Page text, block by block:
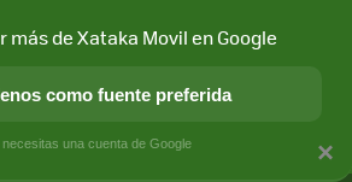
Y SOCIEDAD APLICACIONES
×
más de Xataka Movil en Google
como fuente preferida
necesitas una cuenta de Google